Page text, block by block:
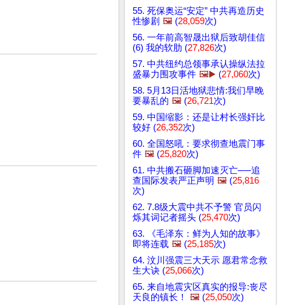
55. 死保奥运“安定” 中共再造历史
性惨剧 🖼️ (28,059次)
56. 一年前高智晟出狱后致胡佳信
(6) 我的软肋 (27,826次)
57. 中共纽约总领事承认操纵法拉
盛暴力围攻事件 🖼️▶️ (27,060次)
58. 5月13日活地狱悲情:我们早晚
要暴乱的 🖼️ (26,721次)
59. 中国缩影：还是让村长强奸比
较好 (26,352次)
60. 全国怒吼：要求彻查地震门事
件 🖼️ (25,820次)
61. 中共搬石砸脚加速灭亡──追
查国际发表严正声明 🖼️ (25,816
次)
62. 7.8级大震中共不予警 官员闪
烁其词记者摇头 (25,470次)
63. 《毛泽东：鲜为人知的故事》
即将连载 🖼️ (25,185次)
64. 汶川强震三大天示 愿君常念救
生大诀 (25,066次)
65. 来自地震灾区真实的报导:丧尽
天良的镇长！
🖼️ (25,050次)